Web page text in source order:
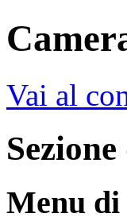
Vai al
Menu di